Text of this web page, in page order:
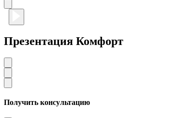
Презентация Комфорт
Получить консультацию